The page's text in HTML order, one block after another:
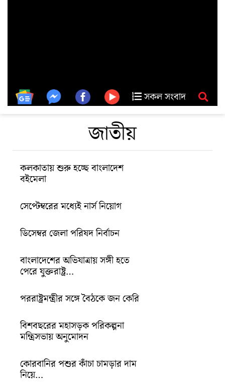
সকল সংবাদ
জাতীয়
কলকাতায় শুরু হচ্ছে বাংলাদেশ
বইমেলা
সেপ্টেম্বরের মধ্যেই নার্স নিয়োগ
ডিসেম্বর জেলা পরিষদ নির্বাচন
বাংলাদেশের অভিযাত্রায় সঙ্গী হতে
পেরে যুক্তরাষ্ট্র…
পররাষ্ট্রমন্ত্রীর সঙ্গে বৈঠকে জন কেরি
বিশবছরের মহাসড়ক পরিকল্পনা
মন্ত্রিসভায় অনুমোদন
কোরবানির পশুর কাঁচা চামড়ার দাম
নিয়ে…